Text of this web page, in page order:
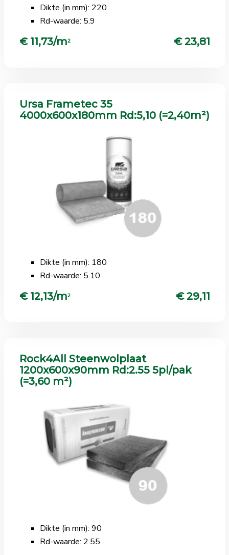
Dikte (in mm): 220
Rd-waarde: 5.9
€ 11,73/m2 € 23,81
Ursa Frametec 35
4000x600x180mm Rd:5,10 (=2,40m²)
Dikte (in mm): 180
Rd-waarde: 5.10
€ 12,13/m2 € 29,11
Rock4All Steenwolplaat
1200x600x90mm Rd:2.55 5pl/pak
(=3,60 m²)
Dikte (in mm): 90
Rd-waarde: 2.55